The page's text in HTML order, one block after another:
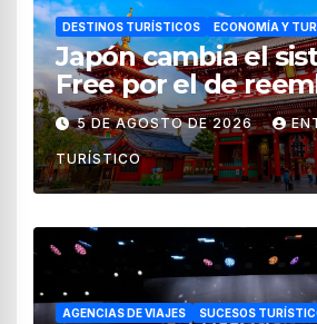
DESTINOS TURÍSTICOS ECONOMÍA Y
Japón cambia el
Free por el de
impuestos desde
de 2026
5 DE AGOSTO DE 2026
TURÍSTICO
AGENCIAS DE VIAJES SUCESOS